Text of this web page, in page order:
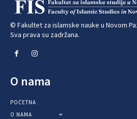
© Fakultet za islamske nauke u Novom
Sva prava su zadržana.
O nama
POČETNA
O NAMA